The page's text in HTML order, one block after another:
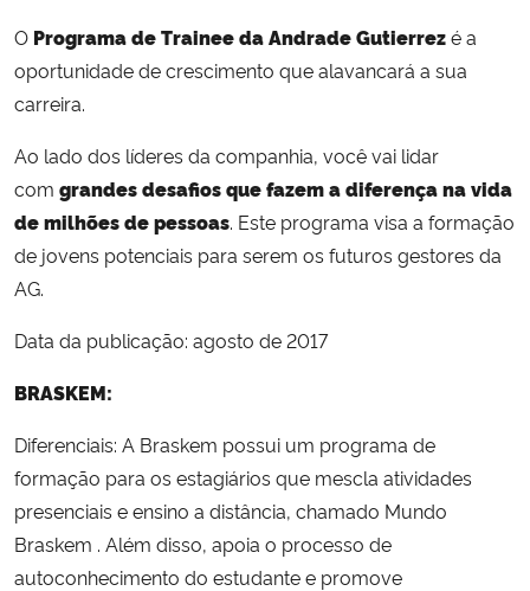
O Programa de Trainee da Andrade Gutierrezé a
oportunidade de crescimento que alavancará a sua
carreira.
Ao lado dos líderes da companhia, você vai lidar
com grandes desafios que fazem a diferença na vida
de milhões de pessoas. Este programa visa a formação
de jovens potenciais para serem os futuros gestores da
AG.
Data da publicação: agosto de 2017
BRASKEM:
Diferenciais: A Braskem possui um programa de
formação para os estagiários que mescla atividades
presenciais e ensino a distância, chamado Mundo
Braskem . Além disso, apoia o processo de
autoconhecimento do estudante e promove